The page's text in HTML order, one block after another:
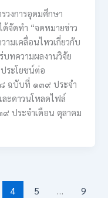
วงการอุดมศึกษา
ด้จัดทำ “จดหมายข่าว
ามเคลื่อนไหวเกี่ยวกับ
บทความผลงานวิจัย
ระโยชน์ต่อ
๘ ฉบับที่ ๑๓๙ ประจำ
ะดาวนโหลดไฟล์
ประจำเดือน ตุลาคม
4 5 …
9